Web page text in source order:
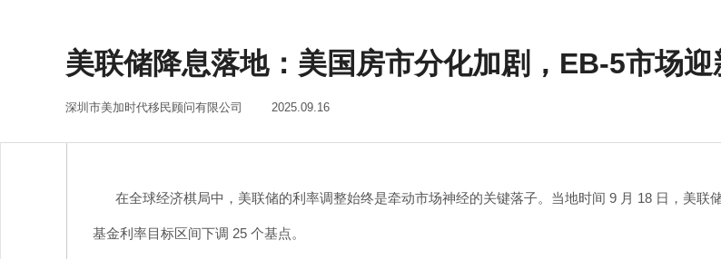
美联储降息落地：美国房市分化加剧，EB-5市场迎
深圳市美加时代移民顾问有限公司 2025.09.16
在全球经济棋局中，美联储的利率调整始终是牵动市场神经的关键落子。 当地时间 9 月 18 日，美联
基金利率目标区间下调 25 个基点。